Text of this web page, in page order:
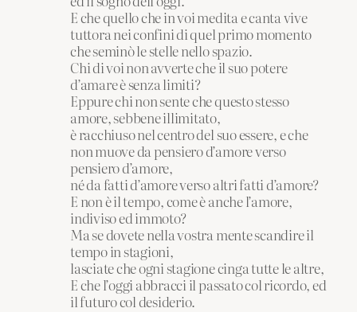
E che quello che in voi medita e canta vive
tuttora nei confini di quel primo momento
che seminò le stelle nello spazio.
Chi di voi non avverte che il suo potere
d’amare è senza limiti?
Eppure chi non sente che questo stesso
amore, sebbene illimitato,
è racchiuso nel centro del suo essere, e che
non muove da pensiero d’amore verso
pensiero d’amore,
né da fatti d’amore verso altri fatti d’amore?
E non è il tempo, come è anche l’amore,
indiviso ed immoto?
Ma se dovete nella vostra mente scandire il
tempo in stagioni,
lasciate che ogni stagione cinga tutte le altre,
E che l’oggi abbracci il passato col ricordo, ed
il futuro col desiderio.